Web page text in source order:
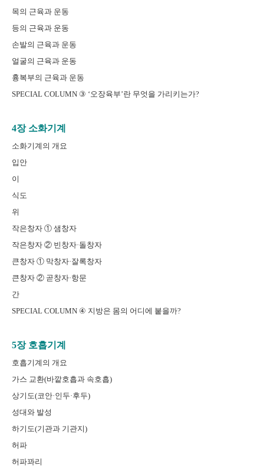
목의 근육과 운동
등의 근육과 운동
손발의 근육과 운동
얼굴의 근육과 운동
흉복부의 근육과 운동
SPECIAL COLUMN ③ ‘오장육부’란 무엇을 가리키는가?
4장 소화기계
소화기계의 개요
입안
이
식도
위
작은창자 ① 샘창자
작은창자 ② 빈창자·돌창자
큰창자 ① 막창자·잘록창자
큰창자 ② 곧창자·항문
간
SPECIAL COLUMN ④ 지방은 몸의 어디에 붙을까?
5장 호흡기계
호흡기계의 개요
가스 교환(바깥호흡과 속호흡)
상기도(코안·인두·후두)
성대와 발성
하기도(기관과 기관지)
허파
허파꽈리